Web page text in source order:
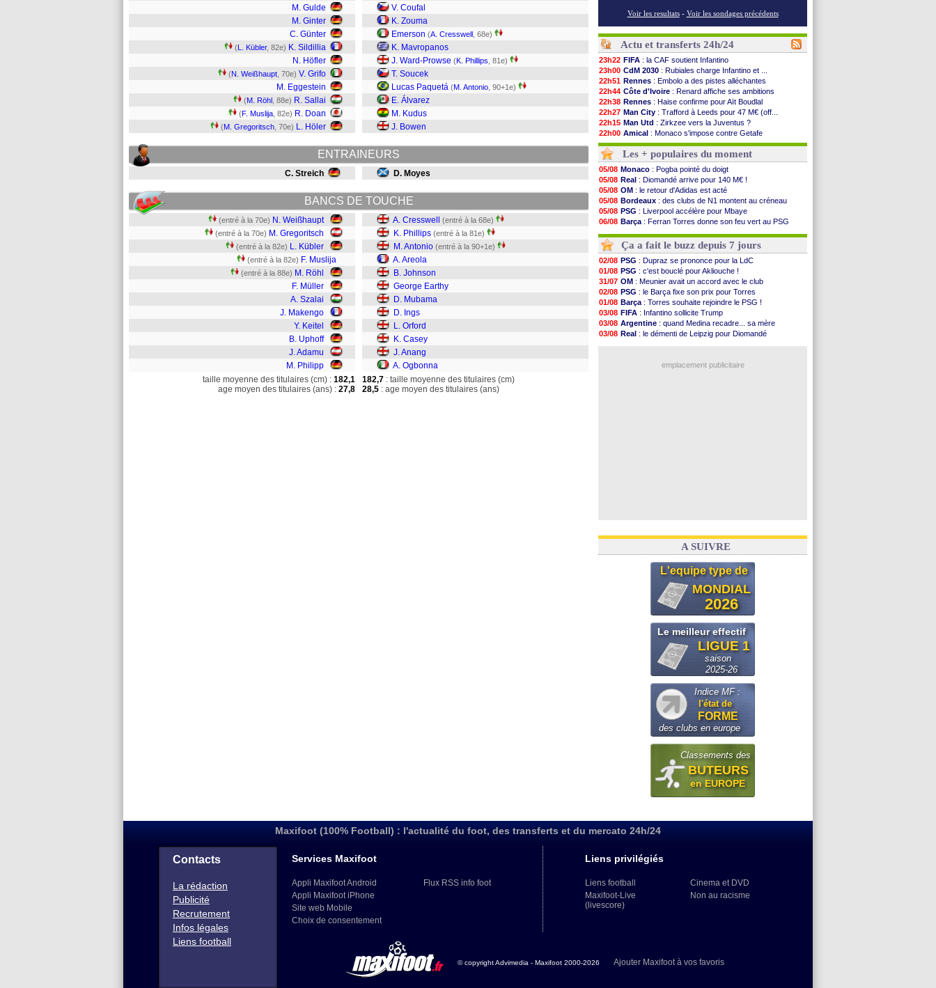
M. Gulde
M. Ginter
C. Günter
(L. Kübler, 82e) K. Sildillia
N. Höfler
(N. Weißhaupt , 70e) V. Grifo
M. Eggestein
(M. Röhl , 88e) R. Sallai
(F. Muslija , 82e) R. Doan
(M. Gregoritsch , 70e) L. Höler
V. Coufal
K. Zouma
Emerson (A. Cresswell , 68e)
K. Mavropanos
J. Ward-Prowse (K. Phillips , 81e)
T. Soucek
Lucas Paquetá (M. Antonio , 90+1e)
E. Álvarez
M. Kudus
J. Bowen
ENTRAINEURS
C. Streich D. Moyes
BANCS DE TOUCHE
(entré à la 70e) N. Weißhaupt
(entré à la 70e) M. Gregoritsch
(entré à la 82e) L. Kübler
(entré à la 82e) F. Muslija
(entré à la 88e) M. Röhl
F. Müller
A. Szalai
J. Makengo
Y. Keitel
B. Uphoff
J. Adamu
M. Philipp
A. Cresswell (entré à la 68e)
K. Phillips (entré à la 81e)
M. Antonio (entré à la 90+1e)
A. Areola
B. Johnson
George Earthy
D. Mubama
D. Ings
L. Orford
K. Casey
J. Anang
A. Ogbonna
taille moyenne des titulaires (cm) : 182,1
age moyen des titulaires (ans) : 27,8
182,7 : taille moyenne des titulaires (cm)
28,5 : age moyen des titulaires (ans)
Voir les resultats - Voir les sondages précédents
Actu et transferts 24h/24
23h22 FIFA : la CAF soutient Infantino
23h00 CdM 2030 : Rubiales charge Infantino et ...
22h51 Rennes : Embolo a des pistes alléchantes
22h44 Côte d'Ivoire : Renard affiche ses ambitions
22h38 Rennes : Haise confirme pour Aït Boudlal
22h27 Man City : Trafford à Leeds pour 47 M€ (off...
22h15 Man Utd : Zirkzee vers la Juventus ?
22h00 Amical : Monaco s'impose contre Getafe
21h48 Nantes: Der Zakarian et sa relation avec Kita
21h39
OM: le club prêt à libérer Kondogbia ?
21h26 Monaco: le message touchant d'Akliouche
21h05
FIFA: Tebas en remet une couche
20h47
FIFA : l'UEFA maintient la pression
20h30
PSG: Tebas encense Luis Enrique
20h18
Real: Vinicius jusqu'en 2032 (officiel)
20h04
Lyon: Mangala va rejoindre Getafe
19h47
OM: une offre refusée pour Aguerd
19h34 Real: c'est confirmé pour Vinicius
19h14
Troyes: Junior Diaz jusqu'en 2030 (officiel)
19h06
PSG : Akliouche a signé (officiel)
18h50
OM : une offre pour Bulka
18h30
PSG: contrat signé pour Akliouche
18h20
Ouganda: Owori battu à mort à Kampala
17h58
Arsenal: Arteta veut créer une dynastie
Voir les brèves précédentes
Les + populaires du moment
05/08 Monaco : Pogba pointé du doigt
05/08 Real : Diomandé arrive pour 140 M€ !
05/08 OM : le retour d'Adidas est acté
05/08 Bordeaux : des clubs de N1 montent au créneau
05/08 PSG : Liverpool accélère pour Mbaye
06/08 Barça : Ferran Torres donne son feu vert au PSG
06/08
Man City: Rodri préfère le Barça au Real !
Ça a fait le buzz depuis 7 jours
02/08 PSG : Dupraz se prononce pour la LdC
01/08 PSG : c'est bouclé pour Akliouche !
31/07 OM : Meunier avait un accord avec le club
02/08 PSG : le Barça fixe son prix pour Torres
01/08 Barça : Torres souhaite rejoindre le PSG !
03/08 FIFA : Infantino sollicite Trump
03/08 Argentine : quand Medina recadre... sa mère
03/08 Real : le démenti de Leipzig pour Diomandé
emplacement publicitaire
A SUIVRE
L'equipe type de
MONDIAL
2026
Le meilleur effectif
LIGUE 1
saison
2025-26
Indice MF :
l'état de
FORME
des clubs en europe
Classements des
BUTEURS
en EUROPE
Maxifoot (100% Football) : l'actualité du foot, des transferts et du mercato 24h/24
Contacts
La rédaction
Publicité
Recrutement
Infos légales
Liens football
Services Maxifoot
Appli Maxifoot Android
Appli Maxifoot iPhone
Site web Mobile
Choix de consentement
Flux RSS info foot
Liens privilégiés
Liens football
Maxifoot-Live
(livescore)
Cinema et DVD
Non au racisme
© copyright Advimedia - Maxifoot 2000-2026 Ajouter Maxifoot à vos favoris